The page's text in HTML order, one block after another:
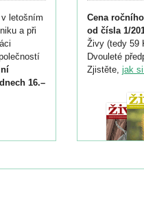
letošním
a při
16.–
Cena
od čísla 1/
Živy (tedy 59
Dvouleté
Zjistěte, jak